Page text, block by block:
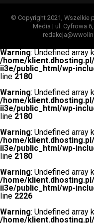
Macierzyństwo, często
trudne. Jak radzić
rozmawialiśmy
nich udział Ada
nad kobietami w ci
Pomorskim), Agnieszka
stomatolożka) oraz
psycholog dziecięcy z
To, co się działo w
przeczyło mitowi, że
nad książką. Tego dnia,
przybyłe dzieci
© Copyright 2021, Wszelkie
Media | ul. Cyfrowa
Warning: Undefined array
/home/
ii3e/public_html/wp-
line 2180
Warning: Undefined array
/home/
ii3e/public_html/wp-
line 2180
Warning: Undefined array
/home/
ii3e/public_html/wp-
line 2180
Warning: Undefined array
/home/
ii3e/public_html/wp-
line 2226
Warning: Undefined array
/home/